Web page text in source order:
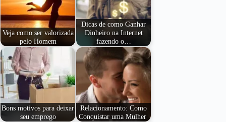
Veja como ser valorizada
pelo Homem
Dicas de como Ganhar
Dinheiro na Internet
fazendo o…
Bons motivos para deixar
seu emprego
Relacionamento: Como
Conquistar uma Mulher